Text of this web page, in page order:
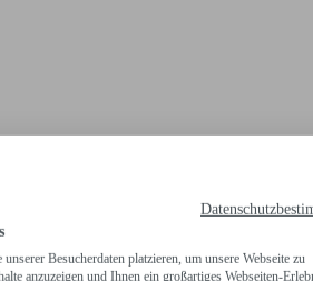
Besucherdaten platzieren, um unsere Webseite zu
anzuzeigen und Ihnen ein großartiges Webseiten-